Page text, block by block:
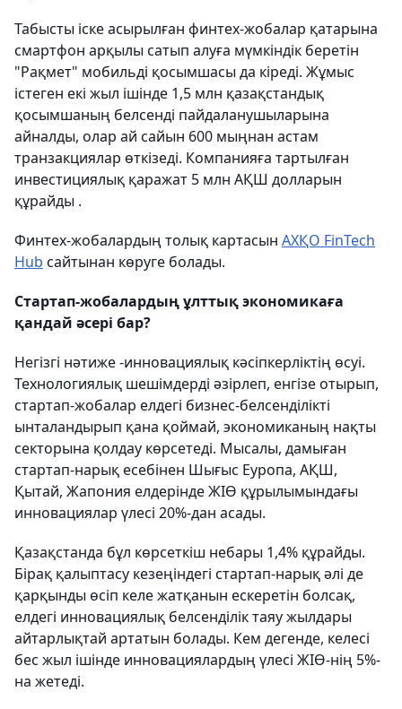
Табысты іске асырылған финтех-жобалар қатарына
смартфон арқылы сатып алуға мүмкіндік беретін
"Рақмет" мобильді қосымшасы да кіреді. Жұмыс
істеген екі жыл ішінде 1,5 млн қазақстандық
қосымшаның белсенді пайдаланушыларына
айналды, олар ай сайын 600 мыңнан астам
транзакциялар өткізеді. Компанияға тартылған
инвестициялық қаражат 5 млн АҚШ долларын
құрайды .
Финтех-жобалардың толық картасын АХҚО FinTech
Hub сайтынан көруге болады.
Стартап-жобалардың ұлттық экономикаға
қандай әсері бар?
Негізгі нәтиже -инновациялық кәсіпкерліктің өсуі.
Технологиялық шешімдерді әзірлеп, енгізе отырып,
стартап-жобалар елдегі бизнес-белсенділікті
ынталандырып қана қоймай, экономиканың нақты
секторына қолдау көрсетеді. Мысалы, дамыған
стартап-нарық есебінен Шығыс Еуропа, АҚШ,
Қытай, Жапония елдерінде ЖІӨ құрылымындағы
инновациялар үлесі 20%-дан асады.
Қазақстанда бұл көрсеткіш небары 1,4% құрайды.
Бірақ қалыптасу кезеңіндегі стартап-нарық әлі де
қарқынды өсіп келе жатқанын ескеретін болсақ,
елдегі инновациялық белсенділік таяу жылдары
айтарлықтай артатын болады. Кем дегенде, келесі
бес жыл ішінде инновациялардың үлесі ЖІӨ-нің 5%-
на жетеді.